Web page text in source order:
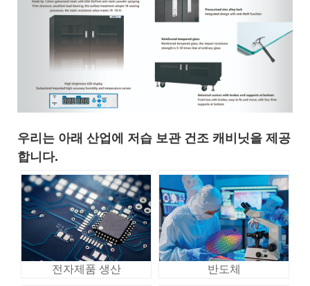
우리는 아래 산업에 저습 보관 건조 캐비닛을 제공
합니다.
전자제품 생산 반도체